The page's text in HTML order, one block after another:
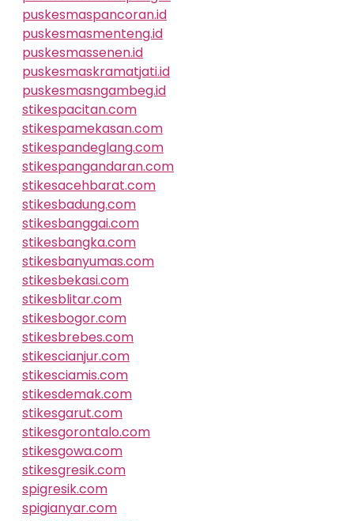
puskesmaspancoran.id
puskesmasmenteng.id
puskesmassenen.id
puskesmaskramatjati.id
puskesmasngambeg.id
stikespacitan.com
stikespamekasan.com
stikespandeglang.com
stikespangandaran.com
stikesacehbarat.com
stikesbadung.com
stikesbanggai.com
stikesbangka.com
stikesbanyumas.com
stikesbekasi.com
stikesblitar.com
stikesbogor.com
stikesbrebes.com
stikescianjur.com
stikesciamis.com
stikesdemak.com
stikesgarut.com
stikesgorontalo.com
stikesgowa.com
stikesgresik.com
spigresik.com
spigianyar.com